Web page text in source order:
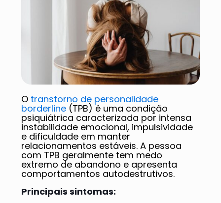
O transtorno de personalidade
borderline (TPB) é uma condição
psiquiátrica caracterizada por intensa
instabilidade emocional, impulsividade
e dificuldade em manter
relacionamentos estáveis. A pessoa
com TPB geralmente tem medo
extremo de abandono e apresenta
comportamentos autodestrutivos.
Principais sintomas: